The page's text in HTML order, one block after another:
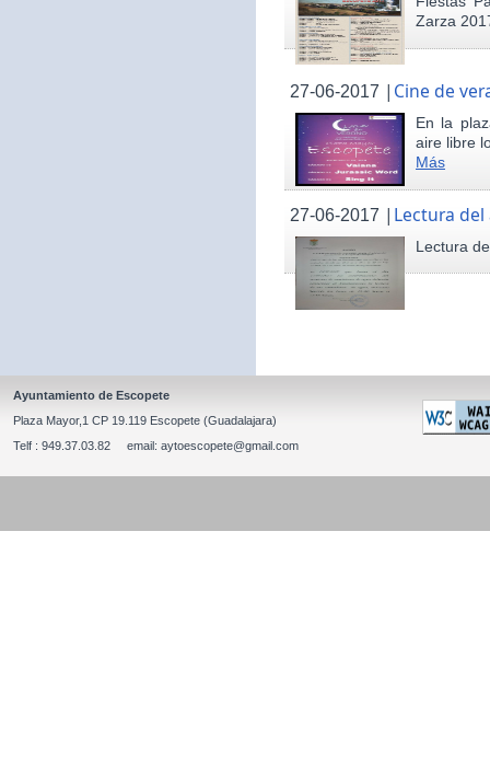
Zarza
27-06-2017 | Cine de
En la
aire libre
Más
27-06-2017 | Lectura del
Lectura
Ayuntamiento de Escopete
Plaza Mayor,1 CP 19.119 Escopete (Guadalajara)
Telf : 949.37.03.82 email: aytoescopete@gmail.com